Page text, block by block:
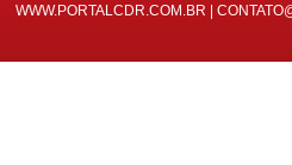
WWW.PORTALCDR.COM.BR |